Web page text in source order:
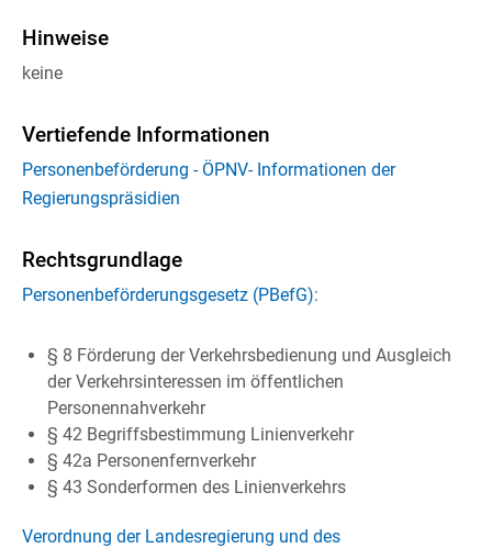
Hinweise
keine
Vertiefende Informationen
Personenbeförderung - ÖPNV- Informationen der
Regierungspräsidien
Rechtsgrundlage
Personenbeförderungsgesetz (PBefG):
§ 8 Förderung der Verkehrsbedienung und Ausgleich
der Verkehrsinteressen im öffentlichen
Personennahverkehr
§ 42 Begriffsbestimmung Linienverkehr
§ 42a Personenfernverkehr
§ 43 Sonderformen des Linienverkehrs
Verordnung der Landesregierung und des